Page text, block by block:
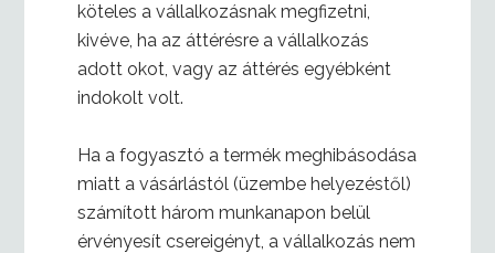
köteles a vállalkozásnak megfizetni,
kivéve, ha az áttérésre a vállalkozás
adott okot, vagy az áttérés egyébként
indokolt volt.
Ha a fogyasztó a termék meghibásodása
miatt a vásárlástól (üzembe helyezéstől)
számított három munkanapon belül
érvényesít csereigényt, a vállalkozás nem